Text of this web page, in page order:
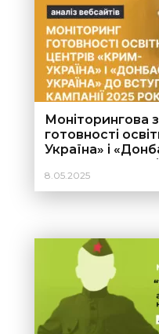
Моніторингова
готовності
Україна» і
вступної
вебсайтів)
8.05.2025